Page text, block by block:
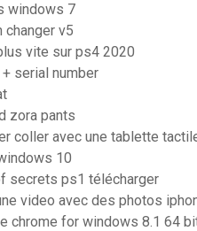
windows 7
v5
vite sur ps4 2020
serial number
zora pants
coller avec une tablette
10
secrets ps1 télécharger
video avec des photos
chrome for windows 8.1 64